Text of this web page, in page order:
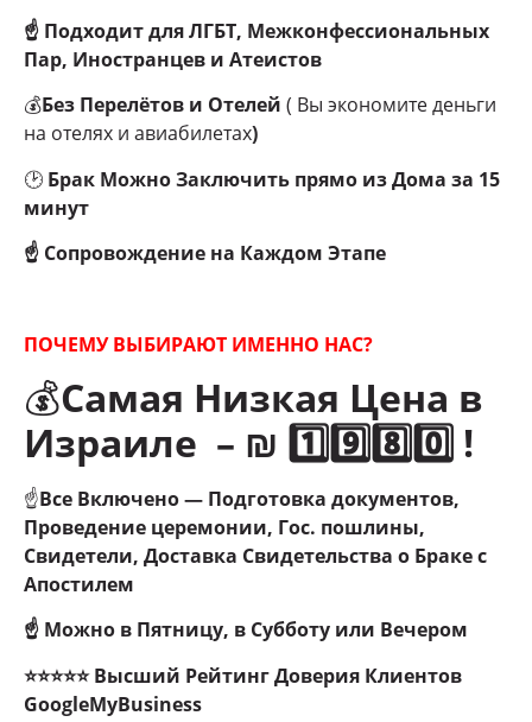
☝ Подходит для ЛГБТ, Межконфессиональных
Пар, Иностранцев и Атеистов
💰Без Перелётов и Отелей ( Вы экономите деньги
на отелях и авиабилетах)
🕑 Брак Можно Заключить прямо из Дома за 15
минут
☝ Сопровождение на Каждом Этапе
ПОЧЕМУ ВЫБИРАЮТ ИМЕННО НАС?
💰Самая Низкая Цена в
Израиле – ₪ 1️⃣9️⃣8️⃣0️⃣ !
☝Все Включено — Подготовка документов,
Проведение церемонии, Гос. пошлины,
Свидетели, Доставка Свидетельства о Браке с
Апостилем
☝ Можно в Пятницу, в Субботу или Вечером
⭐⭐⭐⭐⭐ Высший Рейтинг Доверия Клиентов
GoogleMyBusiness